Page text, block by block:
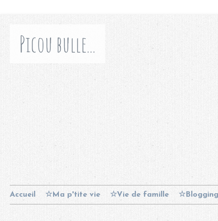
Picou bulle...
Accueil ☆Ma p'tite vie ☆Vie de famille ☆Blogging